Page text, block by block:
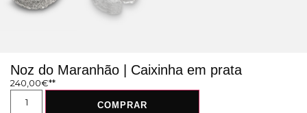
Noz do Maranhão | Caixinha em prata
240,00€
COMPRAR